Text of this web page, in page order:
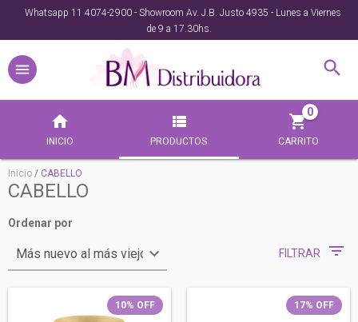
Whatsapp 11 4074-2900 - Showroom Av. J.B. Justo 4935 - Lunes a Viernes
de 9 a 17.30hs.
INICIO PRODUCTOS CARRITO
0
Inicio / CABELLO
CABELLO
Ordenar por
FILTRAR
10% OFF 17% OFF